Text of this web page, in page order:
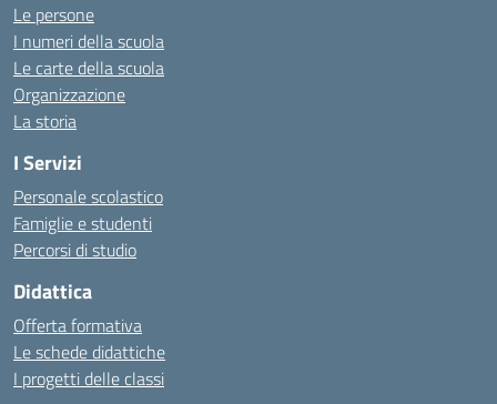
Le persone
I numeri della scuola
Le carte della scuola
Organizzazione
La storia
I Servizi
Personale scolastico
Famiglie e studenti
Percorsi di studio
Didattica
Offerta formativa
Le schede didattiche
I progetti delle classi